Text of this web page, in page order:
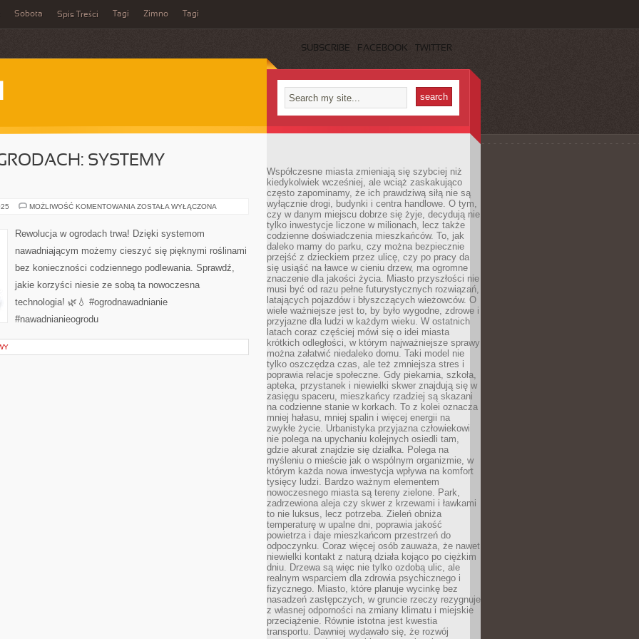
Sobota Spis Treści Tagi Zimno Tagi
SUBSCRIBE FACEBOOK TWITTER
SYSTEMY
MOŻLIWOŚĆ KOMENTOWANIA REWOLUCJA
SYSTEMY
NAWADNIAJĄCE
ZOSTAŁA WYŁĄCZONA
Rewolucja w ogrodach trwa! Dzięki systemom
nawadniającym możemy cieszyć się pięknymi roślinami
bez konieczności codziennego podlewania. Sprawdź,
jakie korzyści niesie ze sobą ta nowoczesna
technologia! 🌿💧 #ogrodnawadnianie
#nawadnianieogrodu
Współczesne miasta zmieniają się szybciej niż
kiedykolwiek wcześniej, ale wciąż zaskakująco
często zapominamy, że ich prawdziwą siłą nie są
wyłącznie drogi, budynki i centra handlowe. O tym,
czy w danym miejscu dobrze się żyje, decydują nie
tylko inwestycje liczone w milionach, lecz także
codzienne doświadczenia mieszkańców. To, jak
daleko mamy do parku, czy można bezpiecznie
przejść z dzieckiem przez ulicę, czy po pracy da
się usiąść na ławce w cieniu drzew, ma ogromne
znaczenie dla jakości życia. Miasto przyszłości nie
musi być od razu pełne futurystycznych rozwiązań,
latających pojazdów i błyszczących wieżowców. O
wiele ważniejsze jest to, by było wygodne, zdrowe i
przyjazne dla ludzi w każdym wieku. W ostatnich
latach coraz częściej mówi się o idei miasta
krótkich odległości, w którym najważniejsze sprawy
można załatwić niedaleko domu. Taki model nie
tylko oszczędza czas, ale też zmniejsza stres i
poprawia relacje społeczne. Gdy piekarnia, szkoła,
apteka, przystanek i niewielki skwer znajdują się w
zasięgu spaceru, mieszkańcy rzadziej są skazani
na codzienne stanie w korkach. To z kolei oznacza
mniej hałasu, mniej spalin i więcej energii na
zwykłe życie. Urbanistyka przyjazna człowiekowi
nie polega na upychaniu kolejnych osiedli tam,
gdzie akurat znajdzie się działka. Polega na
myśleniu o mieście jak o wspólnym organizmie, w
którym każda nowa inwestycja wpływa na komfort
tysięcy ludzi. Bardzo ważnym elementem
nowoczesnego miasta są tereny zielone. Park,
zadrzewiona aleja czy skwer z krzewami i ławkami
to nie luksus, lecz potrzeba. Zieleń obniża
temperaturę w upalne dni, poprawia jakość
powietrza i daje mieszkańcom przestrzeń do
odpoczynku. Coraz więcej osób zauważa, że nawet
niewielki kontakt z naturą działa kojąco po ciężkim
dniu. Drzewa są więc nie tylko ozdobą ulic, ale
realnym wsparciem dla zdrowia psychicznego i
fizycznego. Miasto, które planuje wycinkę bez
nasadzeń zastępczych, w gruncie rzeczy rezygnuje
z własnej odporności na zmiany klimatu i miejskie
przeciążenie. Równie istotna jest kwestia
transportu. Dawniej wydawało się, że rozwój